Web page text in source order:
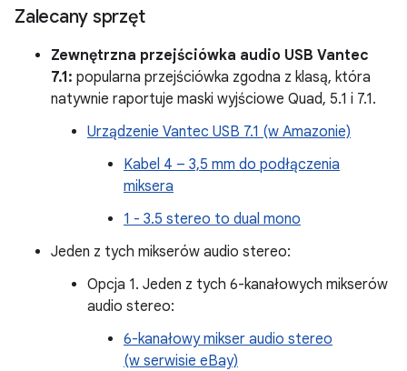
Zalecany sprzęt
Zewnętrzna przejściówka audio USB Vantec
7.1: popularna przejściówka zgodna z klasą, która
natywnie raportuje maski wyjściowe Quad, 5.1 i 7.1.
Urządzenie Vantec USB 7.1 (w Amazonie)
Kabel 4 – 3,5 mm do podłączenia
miksera
1 - 3.5 stereo to dual mono
Jeden z tych mikserów audio stereo:
Opcja 1. Jeden z tych 6-kanałowych mikserów
audio stereo:
6-kanałowy mikser audio stereo
(w serwisie eBay)